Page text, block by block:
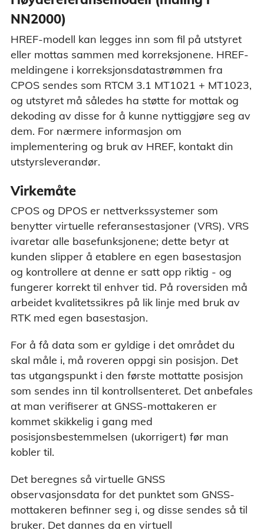
NN2000)
HREF-modell kan legges inn som fil på utstyret
eller mottas sammen med korreksjonene. HREF-
meldingene i korreksjonsdatastrømmen fra
CPOS sendes som RTCM 3.1 MT1021 + MT1023,
og utstyret må således ha støtte for mottak og
dekoding av disse for å kunne nyttiggjøre seg av
dem. For nærmere informasjon om
implementering og bruk av HREF, kontakt din
utstyrsleverandør.
Virkemåte
CPOS og DPOS er nettverkssystemer som
benytter virtuelle referansestasjoner (VRS). VRS
ivaretar alle basefunksjonene; dette betyr at
kunden slipper å etablere en egen basestasjon
og kontrollere at denne er satt opp riktig - og
fungerer korrekt til enhver tid. På roversiden må
arbeidet kvalitetssikres på lik linje med bruk av
RTK med egen basestasjon.
For å få data som er gyldige i det området du
skal måle i, må roveren oppgi sin posisjon. Det
tas utgangspunkt i den første mottatte posisjon
som sendes inn til kontrollsenteret. Det anbefales
at man verifiserer at GNSS-mottakeren er
kommet skikkelig i gang med
posisjonsbestemmelsen (ukorrigert) før man
kobler til.
Det beregnes så virtuelle GNSS
observasjonsdata for det punktet som GNSS-
mottakeren befinner seg i, og disse sendes så til
bruker. Det dannes da en virtuell